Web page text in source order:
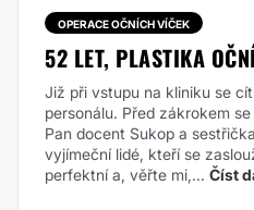
OPERACE OČNÍCH VÍČEK
52 LET, PLASTIKA
Již při vstupu na kliniku se
personálu. Před zákrokem
Pan docent Sukop a
vyjímeční lidé, kteří se
perfektní a, věřte mi,... Číst